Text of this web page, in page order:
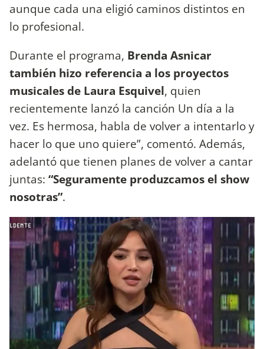
aunque cada una eligió caminos distintos en
lo profesional.
Durante el programa, Brenda Asnicar
también hizo referencia a los proyectos
musicales de Laura Esquivel, quien
recientemente lanzó la canción Un día a la
vez. Es hermosa, habla de volver a intentarlo y
hacer lo que uno quiere”, comentó. Además,
adelantó que tienen planes de volver a cantar
juntas: “Seguramente produzcamos el show
nosotras”.